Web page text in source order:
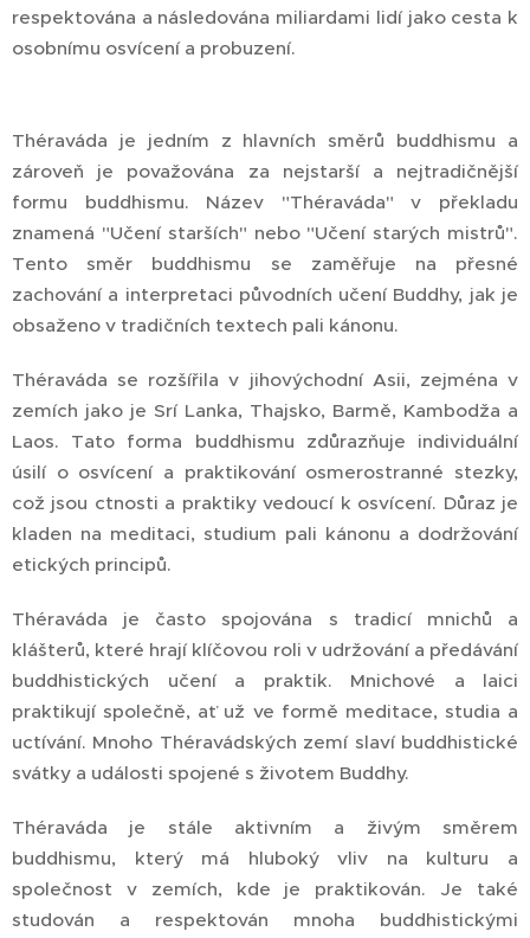
respektována a následována miliardami lidí jako cesta k
osobnímu osvícení a probuzení.
Théraváda je jedním z hlavních směrů buddhismu a
zároveň je považována za nejstarší a nejtradičnější
formu buddhismu. Název "Théraváda" v překladu
znamená "Učení starších" nebo "Učení starých mistrů".
Tento směr buddhismu se zaměřuje na přesné
zachování a interpretaci původních učení Buddhy, jak je
obsaženo v tradičních textech pali kánonu.
Théraváda se rozšířila v jihovýchodní Asii, zejména v
zemích jako je Srí Lanka, Thajsko, Barmě, Kambodža a
Laos. Tato forma buddhismu zdůrazňuje individuální
úsilí o osvícení a praktikování osmerostranné stezky,
což jsou ctnosti a praktiky vedoucí k osvícení. Důraz je
kladen na meditaci, studium pali kánonu a dodržování
etických principů.
Théraváda je často spojována s tradicí mnichů a
klášterů, které hrají klíčovou roli v udržování a předávání
buddhistických učení a praktik. Mnichové a laici
praktikují společně, ať už ve formě meditace, studia a
uctívání. Mnoho Théravádských zemí slaví buddhistické
svátky a události spojené s životem Buddhy.
Théraváda je stále aktivním a živým směrem
buddhismu, který má hluboký vliv na kulturu a
společnost v zemích, kde je praktikován. Je také
studován a respektován mnoha buddhistickými